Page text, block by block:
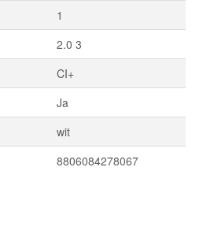
1
2.0 3
CI+
Ja
wit
8806084278067